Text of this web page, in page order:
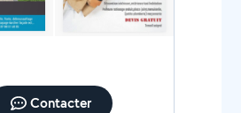
Contacter